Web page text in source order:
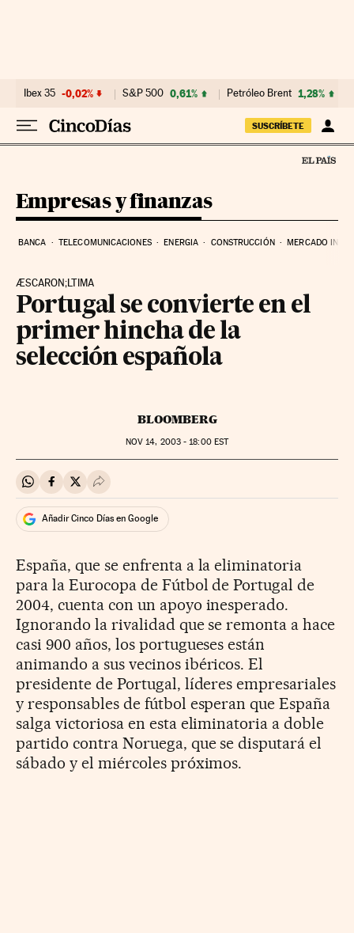
Ibex 35 -0,02% S&P 500 0,61% Petróleo Brent 1,28%
SUSCRÍBETE
Empresas y finanzas
BANCA TELECOMUNICACIONES ENERGIA CONSTRUCCIÓN MERCADO
ÆSCARON;LTIMA
Portugal se convierte en el
primer hincha de la
selección española
BLOOMBERG
NOV 14, 2003 - 18:00EST
Compartir en Whatsapp
Compartir en Facebook
Compartir en Twitter
Desplegar Redes Sociales
Añadir Cinco Días en Google
España, que se enfrenta a la eliminatoria
para la Eurocopa de Fútbol de Portugal de
2004, cuenta con un apoyo inesperado.
Ignorando la rivalidad que se remonta a hace
casi 900 años, los portugueses están
animando a sus vecinos ibéricos. El
presidente de Portugal, líderes empresariales
y responsables de fútbol esperan que España
salga victoriosa en esta eliminatoria a doble
partido contra Noruega, que se disputará el
sábado y el miércoles próximos.